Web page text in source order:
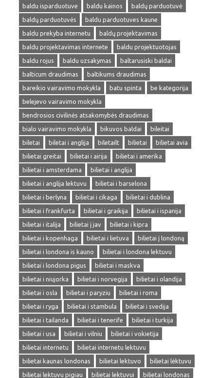
baldu isparduotuve
baldu kainos
baldų parduotuvė
baldų parduotuvės
baldu parduotuves kaune
baldu prekyba internetu
baldų projektavimas
baldu projektavimas internete
baldu projektuotojas
baldu rojus
baldu uzsakymas
baltarusiski baldai
balticum draudimas
baltikums draudimas
bareikio vairavimo mokykla
batu spinta
be kategorija
belejevo vairavimo mokykla
bendrosios civilinės atsakomybės draudimas
bialo vairavimo mokykla
bikuvos baldai
bileitai
biletai
biletai i anglija biletailt bilietai
bilietai avia
bilietai greitai
bilietai i airija
bilietai i amerika
bilietai i amsterdama
bilietai i anglija
bilietai i anglija lektuvu
bilietai i barselona
bilietai i berlyna
bilietai i cikaga
bilietai i dublina
bilietai i frankfurta
bilietai i graikija
bilietai i ispanija
bilietai i italija
bilietai į jav
bilietai i kipra
bilietai i kopenhaga
bilietai i lietuva
bilietai į londoną
bilietai i londona is kauno
bilietai i londona lektuvu
bilietai i londona pigus
bilietai i maskva
bilietai i niujorka
bilietai i norvegija
bilietai i olandija
bilietai i osla
bilietai i paryziu
bilietai i roma
bilietai i ryga
bilietai i stambula
bilietai i svedija
bilietai i tailanda
bilietai i tenerife
bilietai i turkija
bilietai i usa
bilietai i vilniu
bilietai i vokietija
bilietai internetu
bilietai internetu lektuvu
bilietai kaunas londonas
bilietai lektuvo
bilietai lėktuvu
bilietai lektuvu pigiau
bilietai lektuvui
bilietai londonas